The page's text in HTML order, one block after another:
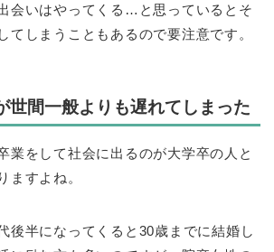
会いはやってくる…と思っているとそ
てしまうこともあるので要注意です。
世間一般よりも遅れてしまった
業をして社会に出るのが大学卒の人と
ますよね。
後半になってくると30歳までに結婚し